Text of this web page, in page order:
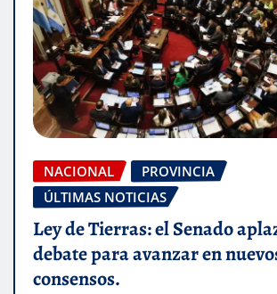
NACIONAL
PROVINCIA
ÚLTIMAS NOTICIAS
Ley de Tierras: el Senado
debate para avanzar en
consensos.